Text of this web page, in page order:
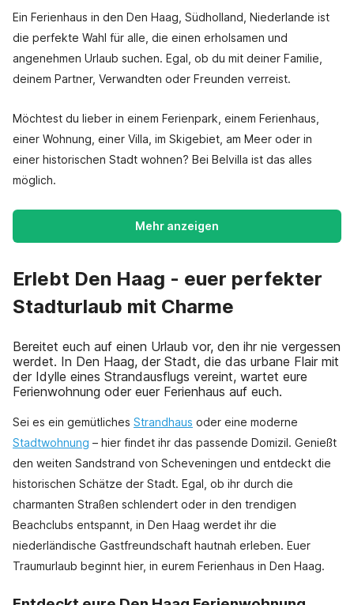
Ein Ferienhaus in den Den Haag, Südholland, Niederlande ist
die perfekte Wahl für alle, die einen erholsamen und
angenehmen Urlaub suchen. Egal, ob du mit deiner Familie,
deinem Partner, Verwandten oder Freunden verreist.
Möchtest du lieber in einem Ferienpark, einem Ferienhaus,
einer Wohnung, einer Villa, im Skigebiet, am Meer oder in
einer historischen Stadt wohnen? Bei Belvilla ist das alles
möglich.
Mehr anzeigen
Erlebt Den Haag - euer perfekter
Stadturlaub mit Charme
Bereitet euch auf einen Urlaub vor, den ihr nie vergessen
werdet. In Den Haag, der Stadt, die das urbane Flair mit
der Idylle eines Strandausflugs vereint, wartet eure
Ferienwohnung oder euer Ferienhaus auf euch.
Sei es ein gemütliches Strandhaus oder eine moderne
Stadtwohnung – hier findet ihr das passende Domizil. Genießt
den weiten Sandstrand von Scheveningen und entdeckt die
historischen Schätze der Stadt. Egal, ob ihr durch die
charmanten Straßen schlendert oder in den trendigen
Beachclubs entspannt, in Den Haag werdet ihr die
niederländische Gastfreundschaft hautnah erleben. Euer
Traumurlaub beginnt hier, in eurem Ferienhaus in Den Haag.